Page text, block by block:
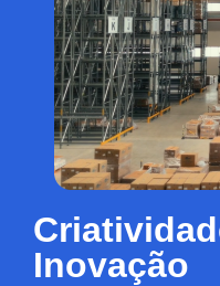
Inovação